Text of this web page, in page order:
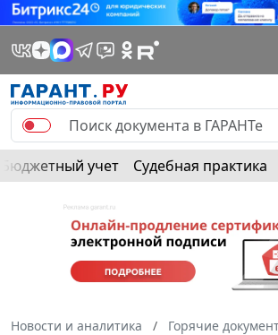
Бюджетный учет Судебная практика
Новости и аналитика
Горячие